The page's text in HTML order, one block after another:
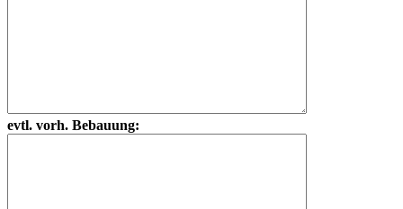
evtl. vorh. Bebauung: